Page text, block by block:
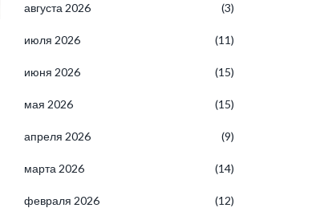
августа 2026 (3)
июля 2026 (11)
июня 2026 (15)
мая 2026 (15)
апреля 2026 (9)
марта 2026 (14)
февраля 2026 (12)